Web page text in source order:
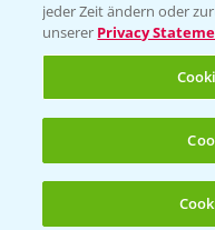
Sammelstellen
Kontakt &
Beratung
+49
jeder Zeit ändern oder
unserer Privacy